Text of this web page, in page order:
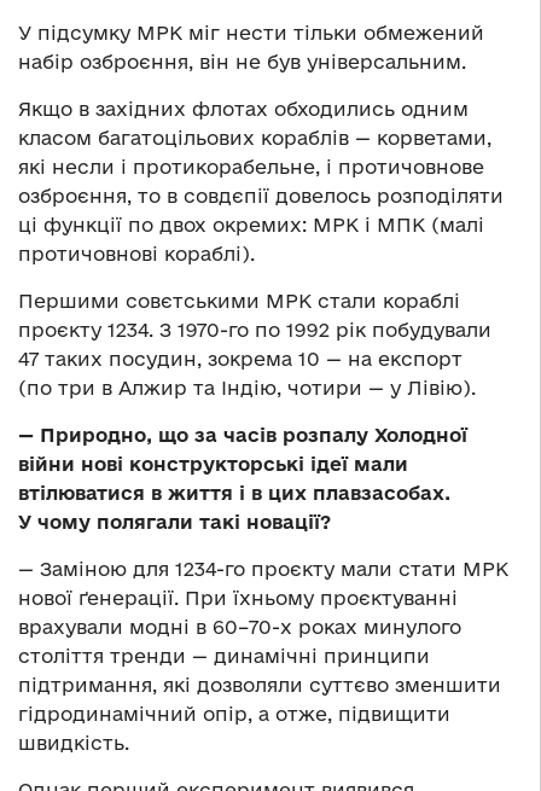
У підсумку МРК міг нести тільки обмежений
набір озброєння, він не був універсальним.
Якщо в західних флотах обходились одним
класом багатоцільових кораблів — корветами,
які несли і протикорабельне, і протичовнове
озброєння, то в совдєпії довелось розподіляти
ці функції по двох окремих: МРК і МПК (малі
протичовнові кораблі).
Першими совєтськими МРК стали кораблі
проєкту 1234. З 1970-го по 1992 рік побудували
47 таких посудин, зокрема 10 — на експорт
(по три в Алжир та Індію, чотири — у Лівію).
— Природно, що за часів розпалу Холодної
війни нові конструкторські ідеї мали
втілюватися в життя і в цих плавзасобах.
У чому полягали такі новації?
— Заміною для 1234-го проєкту мали стати МРК
нової ґенерації. При їхньому проєктуванні
врахували модні в 60–70-х роках минулого
століття тренди — динамічні принципи
підтримання, які дозволяли суттєво зменшити
гідродинамічний опір, а отже, підвищити
швидкість.